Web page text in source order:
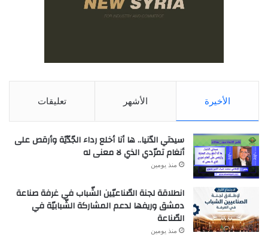
الأخيرة الأشهر تعليقات
سيدتي الدّنيا.. ها أنا أخلع رداء الجّدّيّة وأرقص على
أنغام تمرّدي الذي لا معنى له
منذ يومين
انطلاقة لجنة الصّناعيّين الشّباب في غرفة صناعة
دمشق وريفها لدعم المشاركة الشّبابيّة في
الصّناعة
منذ يومين